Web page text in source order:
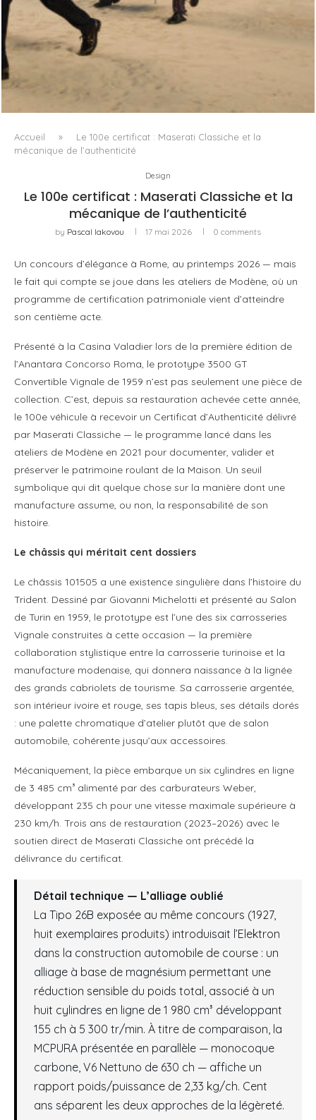
LA VAGUE COMME GRAMMAIRE MASCULINE
Accueil »
Le 100e certificat : Maserati Classiche et la
mécanique de l’authenticité
Design
Le 100e certificat : Maserati Classiche et la
mécanique de l’authenticité
by Pascal Iakovou 17 mai 2026 0 comments
Un concours d’élégance à Rome, au printemps 2026 — mais
le fait qui compte se joue dans les ateliers de Modène, où un
programme de certification patrimoniale vient d’atteindre
son centième acte.
Présenté à la Casina Valadier lors de la première édition de
l’Anantara Concorso Roma, le prototype 3500 GT
Convertible Vignale de 1959 n’est pas seulement une pièce de
collection. C’est, depuis sa restauration achevée cette année,
le 100e véhicule à recevoir un Certificat d’Authenticité délivré
par Maserati Classiche — le programme lancé dans les
ateliers de Modène en 2021 pour documenter, valider et
préserver le patrimoine roulant de la Maison. Un seuil
symbolique qui dit quelque chose sur la manière dont une
manufacture assume, ou non, la responsabilité de son
histoire.
Le châssis qui méritait cent dossiers
Le châssis 101505 a une existence singulière dans l’histoire du
Trident. Dessiné par Giovanni Michelotti et présenté au Salon
de Turin en 1959, le prototype est l’une des six carrosseries
Vignale construites à cette occasion — la première
collaboration stylistique entre la carrosserie turinoise et la
manufacture modenaise, qui donnera naissance à la lignée
des grands cabriolets de tourisme. Sa carrosserie argentée,
son intérieur ivoire et rouge, ses tapis bleus, ses détails dorés
: une palette chromatique d’atelier plutôt que de salon
automobile, cohérente jusqu’aux accessoires.
Mécaniquement, la pièce embarque un six cylindres en ligne
de 3 485 cm³ alimenté par des carburateurs Weber,
développant 235 ch pour une vitesse maximale supérieure à
230 km/h. Trois ans de restauration (2023–2026) avec le
soutien direct de Maserati Classiche ont précédé la
délivrance du certificat.
Détail technique — L’alliage oublié
La Tipo 26B exposée au même concours (1927,
huit exemplaires produits) introduisait l’Elektron
dans la construction automobile de course : un
alliage à base de magnésium permettant une
réduction sensible du poids total, associé à un
huit cylindres en ligne de 1 980 cm³ développant
155 ch à 5 300 tr/min. À titre de comparaison, la
MCPURA présentée en parallèle — monocoque
carbone, V6 Nettuno de 630 ch — affiche un
rapport poids/puissance de 2,33 kg/ch. Cent
ans séparent les deux approches de la légèreté.